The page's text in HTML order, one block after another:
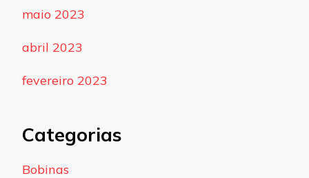
maio 2023
abril 2023
fevereiro 2023
Categorias
Bobinas